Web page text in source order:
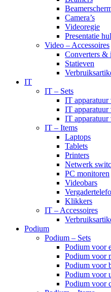
Camera’s
Videoregie
Presentatie
Video – Accessoires
Converters &
Statieven
IT
IT – Sets
IT apparatuur
IT apparatuur
IT apparatuur
IT – Items
Laptops
Tablets
Printers
Netwerk
PC monitoren
Videobars
Klikkers
IT – Accessoires
Podium
Podium – Sets
Podium voor
Podium voor
Podium voor
Podium voor
Podium voor